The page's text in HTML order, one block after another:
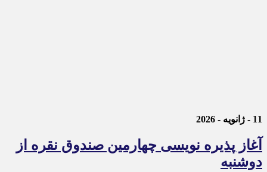
11 - ژانویه - 2026
آغاز پذیره نویسی چهارمین صندوق نقره از
دوشنبه